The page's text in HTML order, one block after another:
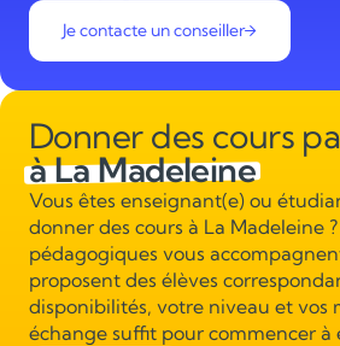
Je contacte un conseiller
Donner des cours
à La Madeleine
Vous êtes enseignant(e) ou
donner des cours à La Madeleine
pédagogiques vous
proposent des élèves
disponibilités, votre niveau et vos
échange suffit pour commencer à